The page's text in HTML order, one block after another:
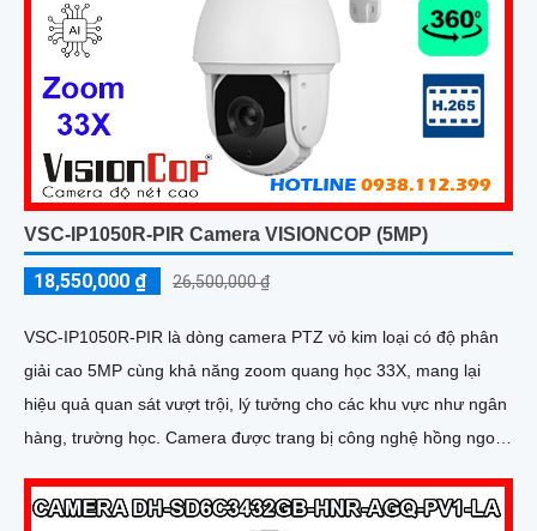
VSC-IP1050R-PIR Camera VISIONCOP (5MP)
18,550,000 ₫ 26,500,000 ₫
VSC-IP1050R-PIR là dòng camera PTZ vỏ kim loại có độ phân
giải cao 5MP cùng khả năng zoom quang học 33X, mang lại
hiệu quả quan sát vượt trội, lý tưởng cho các khu vực như ngân
hàng, trường học. Camera được trang bị công nghệ hồng ngoại
ban đêm